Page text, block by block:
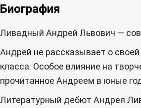
Биография
Ливадный Андрей Львович —
Андрей не рассказывает о
класса. Особое влияние на
прочитанное Андреем в юные
Литературный дебют Андрея